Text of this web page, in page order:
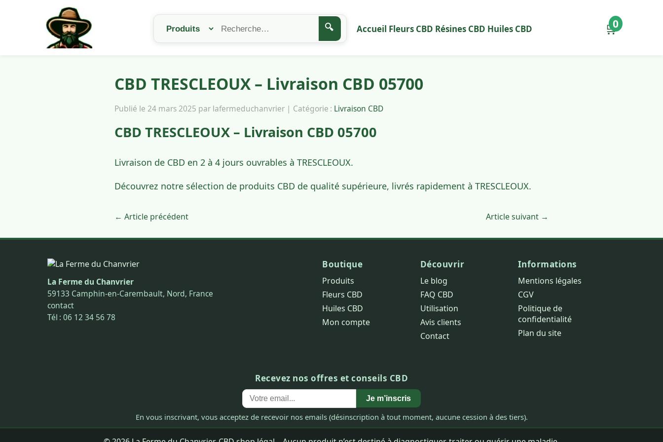
🔍 Accueil Fleurs CBD Résines CBD Huiles CBD 🛒
0
CBD TRESCLEOUX – Livraison CBD 05700
Publié le 24 mars 2025 par lafermeduchanvrier | Catégorie : Livraison CBD
CBD TRESCLEOUX – Livraison CBD 05700
Livraison de CBD en 2 à 4 jours ouvrables à TRESCLEOUX.
Découvrez notre sélection de produits CBD de qualité supérieure, livrés rapidement à TRESCLEOUX.
← Article précédent Article suivant →
La Ferme du Chanvrier
59133 Camphin-en-Carembault, Nord, France
contact
Tél : 06 12 34 56 78
Boutique
Produits
Fleurs CBD
Huiles CBD
Mon compte
Découvrir
Le blog
FAQ CBD
Utilisation
Avis clients
Contact
Informations
Mentions légales
CGV
Politique de
confidentialité
Plan du site
Recevez nos offres et conseils CBD
Je m’inscris
En vous inscrivant, vous acceptez de recevoir nos emails (désinscription à tout moment, aucune cession à des tiers).